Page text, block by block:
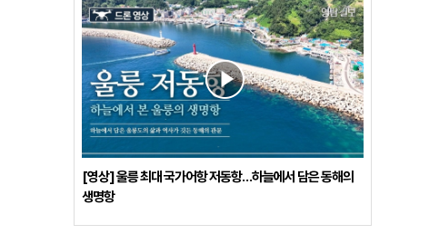
[영상] 울릉 최대 국가어항 저동항…하늘에서 담은 동해의
생명항